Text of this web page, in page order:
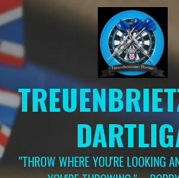
Springe
zum
"THROW WHERE YOU'RE LOOKING